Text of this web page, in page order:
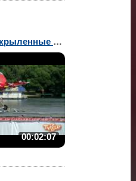
Команда «Окрыленные ска...
00:02:07